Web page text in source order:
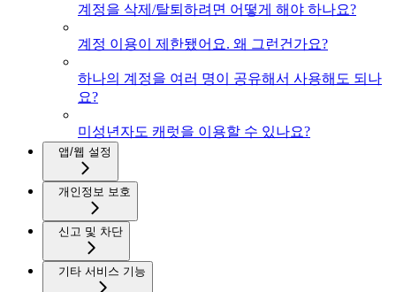
계정을 삭제/탈퇴하려면 어떻게 해야 하나요?
계정 이용이 제한됐어요. 왜 그런건가요?
하나의 계정을 여러 명이 공유해서 사용해도 되나
요?
미성년자도 캐럿을 이용할 수 있나요?
앱/웹 설정
개인정보 보호
신고 및 차단
기타 서비스 기능